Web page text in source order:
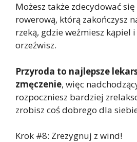
Możesz także zdecydować
rowerową, którą zakończysz
rzeką, gdzie weźmiesz kąpiel
orzeźwisz.
Przyroda to najlepsze
zmęczenie, więc
rozpoczniesz bardziej
zrobisz coś dobrego dla
Krok #8: Zrezygnuj z wind!